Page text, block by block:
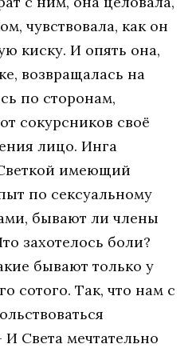
чувствовала, как он
киску. И опять она,
возвращалась на
по сторонам,
сокурсников своё
лицо. Инга
имеющий
по сексуальному
бывают ли члены
захотелось боли?
бывают только у
сотого. Так, что нам с
Света мечтательно